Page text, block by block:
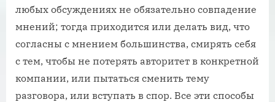
любых обсуждениях не обязательно совпадение
мнений; тогда приходится или делать вид, что
согласны с мнением большинства, смирять себя
с тем, чтобы не потерять авторитет в конкретной
компании, или пытаться сменить тему
разговора, или вступать в спор. Все эти способы